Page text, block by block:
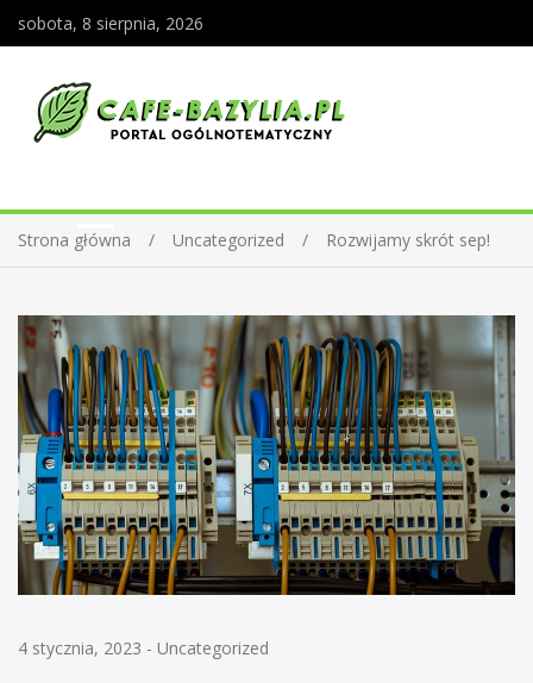
sobota, 8 sierpnia, 2026
Strona główna Uncategorized Rozwijamy skrót sep!
4 stycznia, 2023 - Uncategorized